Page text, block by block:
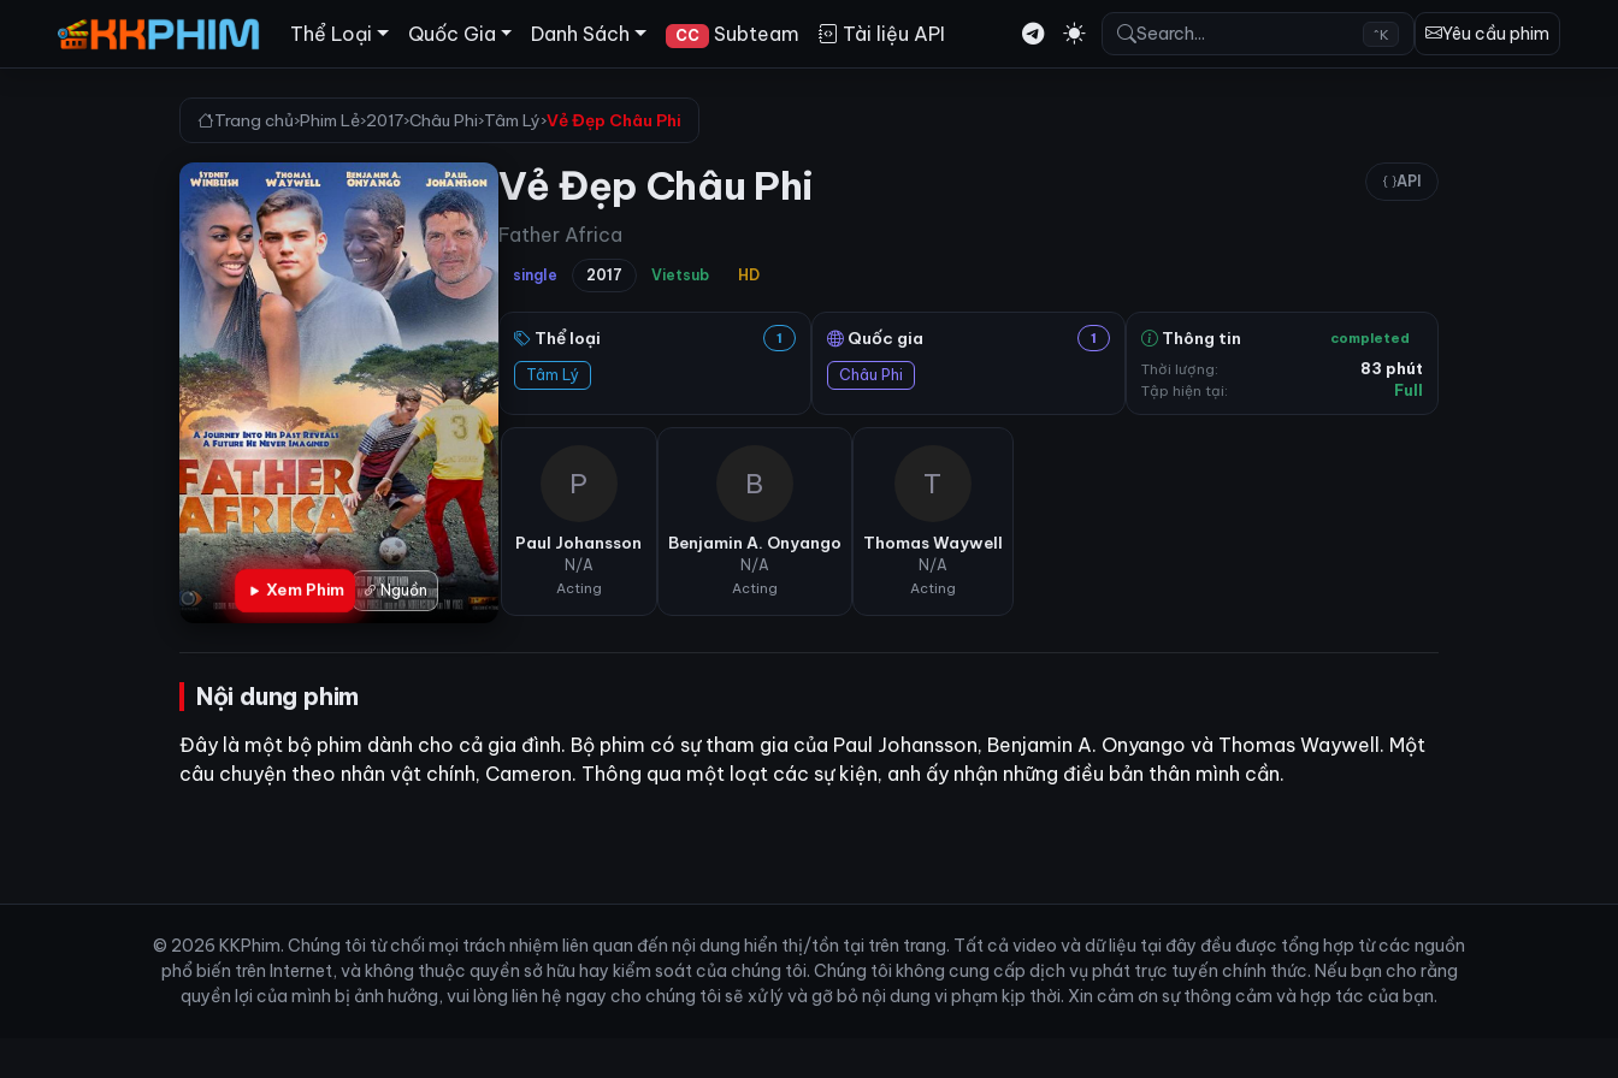
Thể Loại Quốc Gia Danh Sách CC Subteam Tài liệu API Search... ^K Yêu cầu phim
Trang chủ›Phim Lẻ›2017›Châu Phi›Tâm Lý›Vẻ Đẹp Châu Phi
Xem Phim Nguồn
Vẻ Đẹp Châu Phi
Father Africa
API
single 2017 Vietsub HD
Thể loại 1
Tâm Lý
Quốc gia 1
Châu Phi
Thông tin completed
Thời lượng:
83 phút
Tập hiện tại:
Full
P
Paul Johansson
N/A
Acting
B
Benjamin A. Onyango
N/A
Acting
T
Thomas Waywell
N/A
Acting
Nội dung phim
Đây là một bộ phim dành cho cả gia đình. Bộ phim có sự tham gia của Paul Johansson, Benjamin A. Onyango và Thomas Waywell. Một
câu chuyện theo nhân vật chính, Cameron. Thông qua một loạt các sự kiện, anh ấy nhận những điều bản thân mình cần.
© 2026 KKPhim. Chúng tôi từ chối mọi trách nhiệm liên quan đến nội dung hiển thị/tồn tại trên trang. Tất cả video và dữ liệu tại đây đều được tổng hợp từ các nguồn
phổ biến trên Internet, và không thuộc quyền sở hữu hay kiểm soát của chúng tôi. Chúng tôi không cung cấp dịch vụ phát trực tuyến chính thức. Nếu bạn cho rằng
quyền lợi của mình bị ảnh hưởng, vui lòng liên hệ ngay cho chúng tôi sẽ xử lý và gỡ bỏ nội dung vi phạm kịp thời. Xin cảm ơn sự thông cảm và hợp tác của bạn.